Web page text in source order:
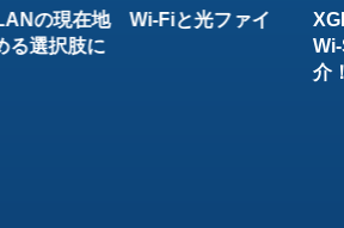
の現在地 Wi-Fiと光ファイ
る選択肢に
介